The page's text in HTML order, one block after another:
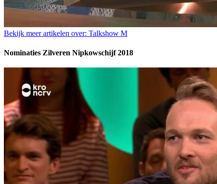
Bekijk meer artikelen over: Talkshow M
Nominaties Zilveren Nipkowschijf 2018